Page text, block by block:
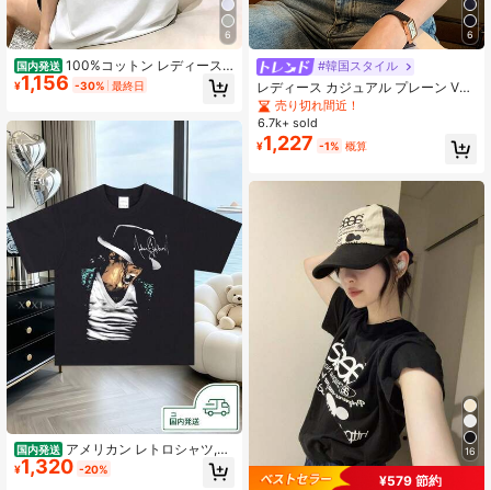
6
国内発送 100%コットン レディース
半袖 夏服y2kスタイルトップ レディ
ースカジュアルプリントTシャツ 春
ス キャラクター tシャツ 国内発送
¥1,156 -30% 最終日
国内発送 アメリカン レトロシャツ,ヘ
ビーウェイト ハイストリート ヒップ
ホップ ダメージ加工 半袖
¥1,320 -20%
6
#韓国スタイル
レディース カジュアル プレーン Vネ
ック 半袖 Tシャツ、夏 ホワイト
売り切れ間近！
6.7k+ sold
¥1,227 -1% 概算
16
¥579 節約